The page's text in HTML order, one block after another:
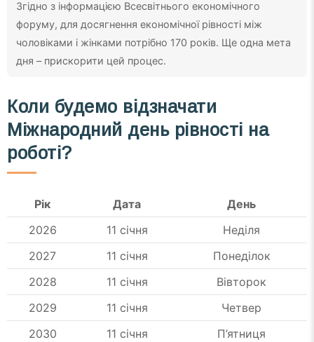
Згідно з інформацією Всесвітнього економічного
форуму, для досягнення економічної рівності між
чоловіками і жінками потрібно 170 років. Ще одна мета
дня – прискорити цей процес.
Коли будемо відзначати
Міжнародний день рівності на
роботі?
Рік Дата
День
2026
11 січня
Неділя
2027
11 січня
Понеділок
2028
11 січня
Вівторок
2029
11 січня
Четвер
2030
11 січня П’ятниця